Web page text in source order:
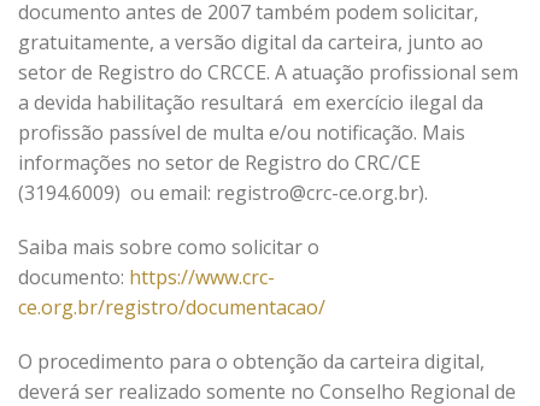
documento antes de 2007 também podem solicitar,
gratuitamente, a versão digital da carteira, junto ao
setor de Registro do CRCCE. A atuação profissional sem
a devida habilitação resultará em exercício ilegal da
profissão passível de multa e/ou notificação. Mais
informações no setor de Registro do CRC/CE
(3194.6009) ou email: registro@crc-ce.org.br).
Saiba mais sobre como solicitar o
documento: https://www.crc-
ce.org.br/registro/documentacao/
O procedimento para o obtenção da carteira digital,
deverá ser realizado somente no Conselho Regional de